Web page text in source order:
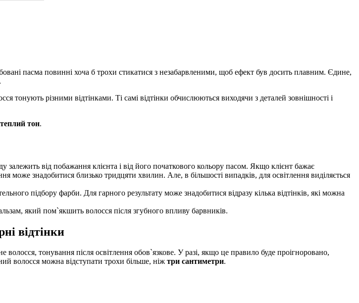
пасма повинні хоча б трохи стикатися з незабарвленими, щоб ефект був досить плавним. Єдине,
тонують різними відтінками. Ті самі відтінки обчислюються виходячи з деталей зовнішності і
тон.
від побажання клієнта і від його початкового кольору пасом. Якщо клієнт бажає
може знадобитися близько тридцяти хвилин. Але, в більшості випадків, для освітлення виділяється
підбору фарби. Для гарного результату може знадобитися відразу кілька відтінків, які можна
який пом`якшить волосся після згубного впливу барвників.
відтінки
тонування після освітлення обов`язкове. У разі, якщо це правило буде проігноровано,
волосся можна відступати трохи більше, ніж три сантиметри.